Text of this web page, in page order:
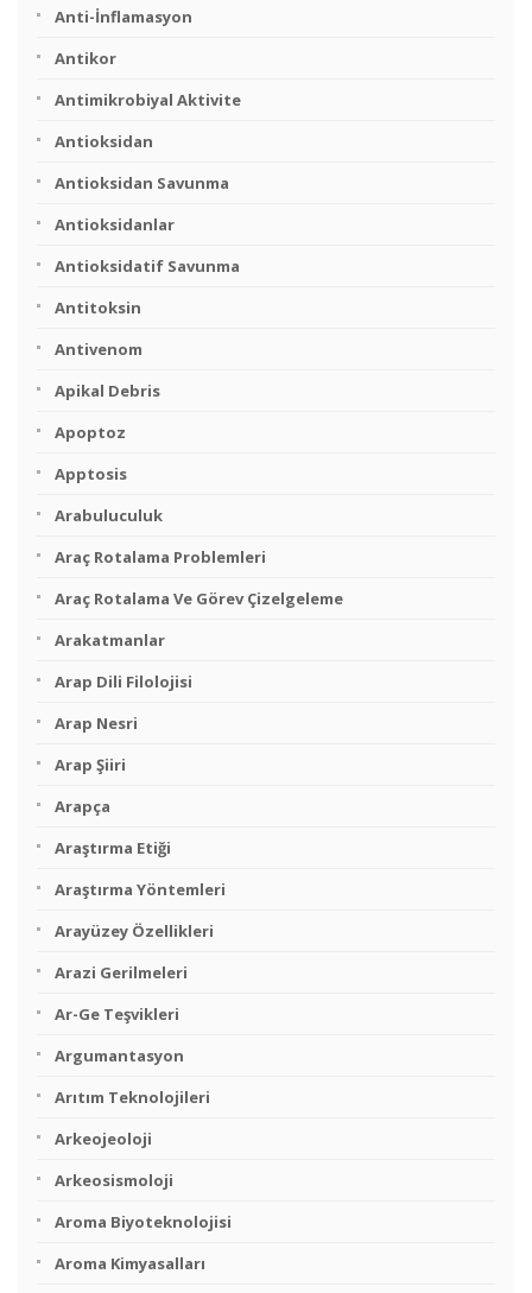
Anti-İnflamasyon
Antikor
Antimikrobiyal Aktivite
Antioksidan
Antioksidan Savunma
Antioksidanlar
Antioksidatif Savunma
Antitoksin
Antivenom
Apikal Debris
Apoptoz
Apptosis
Arabuluculuk
Araç Rotalama Problemleri
Araç Rotalama Ve Görev Çizelgeleme
Arakatmanlar
Arap Dili Filolojisi
Arap Nesri
Arap Şiiri
Arapça
Araştırma Etiği
Araştırma Yöntemleri
Arayüzey Özellikleri
Arazi Gerilmeleri
Ar-Ge Teşvikleri
Argumantasyon
Arıtım Teknolojileri
Arkeojeoloji
Arkeosismoloji
Aroma Biyoteknolojisi
Aroma Kimyasalları